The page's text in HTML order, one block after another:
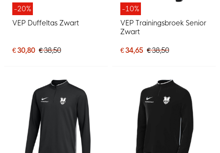
-20%
VEP Duffeltas Zwart
€ 30,80 € 38,50
-10%
VEP Trainingsbroek Senior
Zwart
€ 34,65 € 38,50